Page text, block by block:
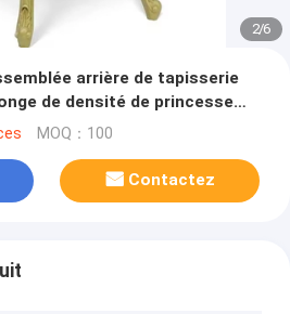
2/6
arrière de tapisserie
de densité de princesse
MOQ：100
Contactez